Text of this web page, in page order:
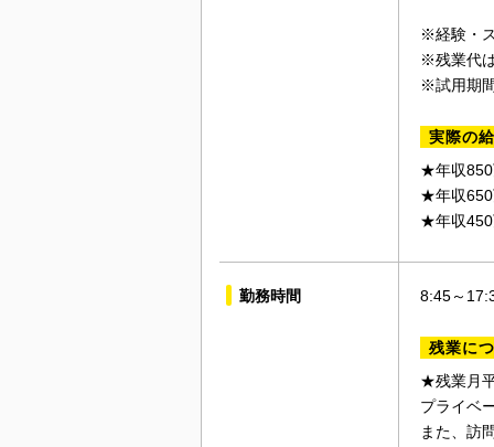
※経験・
※残業代
※試用期
実際の
★年収850
★年収650
★年収450
勤務時間 8:45～
残業に
★残業月
プライベ
また、訪